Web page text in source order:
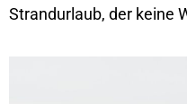
Strandurlaub, der keine